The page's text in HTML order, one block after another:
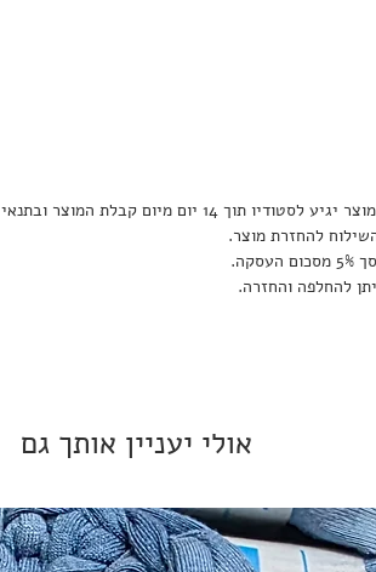
החלפת מוצר דרך האתר רק בתאום ובתנאי שהמוצר
להחזרת מוצר.
להחלפה והחזרה.
אולי יעניין אותך גם